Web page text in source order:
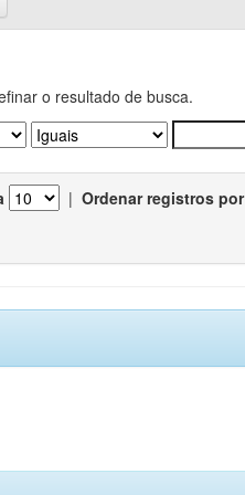
o resultado de busca.
| Ordenar registros por